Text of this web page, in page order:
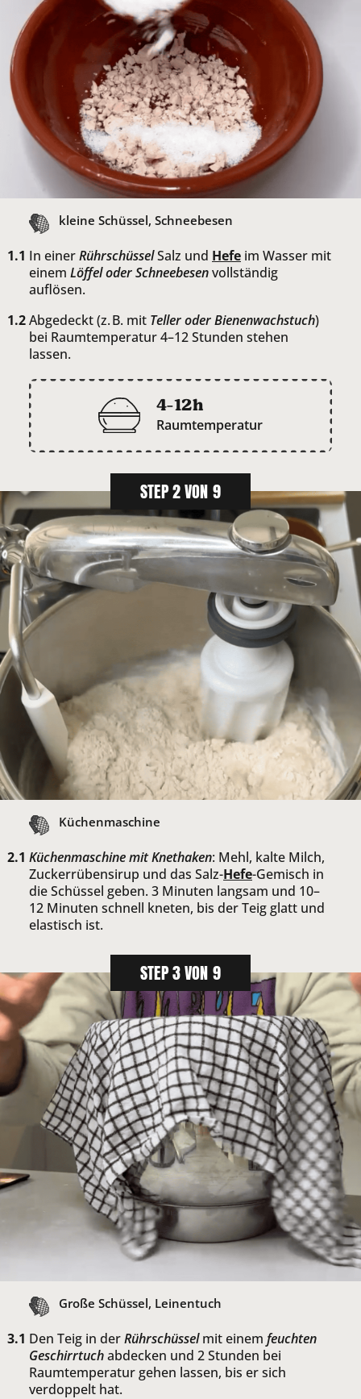
kleine Schüssel, Schneebesen
In einerRührschüsselSalz und Hefe im Wasser mit
einem Löffel oder Schneebesenvollständig
auflösen.
Abgedeckt (z. B. mit Teller oder Bienenwachstuch)
bei Raumtemperatur 4–12 Stunden stehen
lassen.
4-12h
Raumtemperatur
STEP 2 VON 9
Küchenmaschine
Küchenmaschine mit Knethaken: Mehl, kalte Milch,
Zuckerrübensirup und das Salz-Hefe-Gemisch in
die Schüssel geben. 3 Minuten langsam und 10–
12 Minuten schnell kneten, bis der Teig glatt und
elastisch ist.
STEP 3 VON 9
Große Schüssel, Leinentuch
Den Teig in derRührschüsselmit einem feuchten
Geschirrtuchabdecken und 2 Stunden bei
Raumtemperatur gehen lassen, bis er sich
verdoppelt hat.